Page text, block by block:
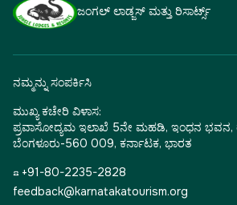
ಜಂಗಲ್ ಲಾಡ್ಜಸ್ ಮತ್ತು ರಿಸಾರ್ಟ್ಸ್
ನಮ್ಮನ್ನು ಸಂಪರ್ಕಿಸಿ
ಮುಖ್ಯ ಕಚೇರಿ ವಿಳಾಸ:
ಪ್ರವಾಸೋದ್ಯಮ ಇಲಾಖೆ 5ನೇ ಮಹಡಿ, ಇಂಧನ ಭವನ,
ಬೆಂಗಳೂರು-560 009, ಕರ್ನಾಟಕ, ಭಾರತ
☎ +91-80-2235-2828
feedback@karnatakatourism.org